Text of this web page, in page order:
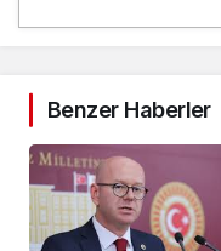
Benzer Haberler